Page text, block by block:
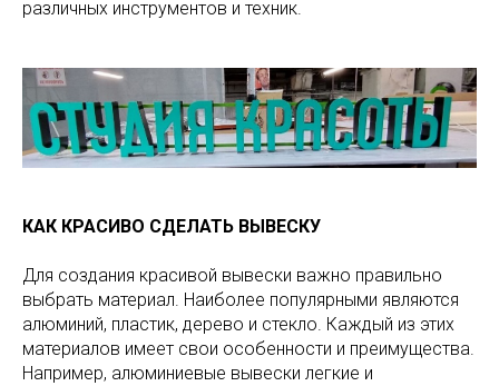
различных инструментов и техник.
КАК КРАСИВО СДЕЛАТЬ ВЫВЕСКУ
Для создания красивой вывески важно правильно
выбрать материал. Наиболее популярными являются
алюминий, пластик, дерево и стекло. Каждый из этих
материалов имеет свои особенности и преимущества.
Например, алюминиевые вывески легкие и